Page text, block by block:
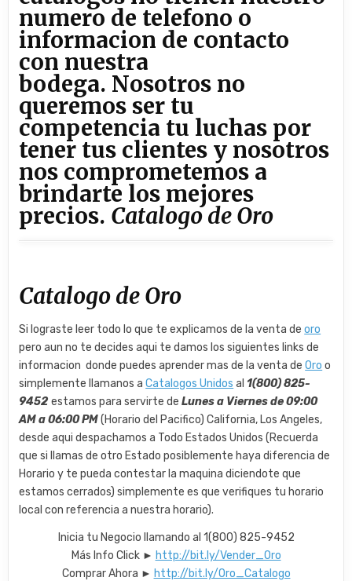
numero de telefono o
informacion de contacto
con nuestra
bodega. Nosotros no
queremos ser tu
competencia tu luchas por
tener tus clientes y nosotros
nos comprometemos a
brindarte los mejores
precios. ​Catalogo de Oro
​Catalogo de Oro
Si lograste leer todo lo que te explicamos de la venta deoro
pero aun no te decides aqui te damos los siguientes links de
informacion donde puedes aprender mas de la venta deOro o
simplemente llamanos aCatalogos Unidos al1(800) 825-
9452 estamos para servirte deLunes a Viernes de 09:00
AM a 06:00 PM(Horario del Pacifico) California, Los Angeles,
desde aqui despachamos a Todo Estados Unidos (Recuerda
que si llamas de otro Estado posiblemente haya diferencia de
Horario y te pueda contestar la maquina diciendote que
estamos cerrados) simplemente es que verifiques tu horario
local con referencia a nuestra horario).
Inicia tu Negocio llamando al 1(800) 825-9452
Más Info Click ► http://bit.ly/Vender_Oro
Comprar Ahora ► http://bit.ly/Oro_Catalogo